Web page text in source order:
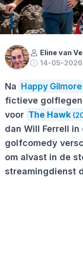
Eline van
14-05-
Na Happy Gilmore
fictieve
voor The Hawk
dan Will Ferrell
golfcomedy
om alvast in de
streamingdienst